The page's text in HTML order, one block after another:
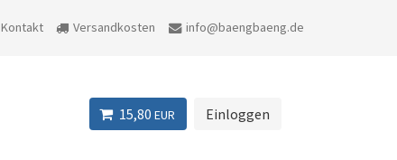
Kontakt Versandkosten info@baengbaeng.de
15,80 EUR Einloggen